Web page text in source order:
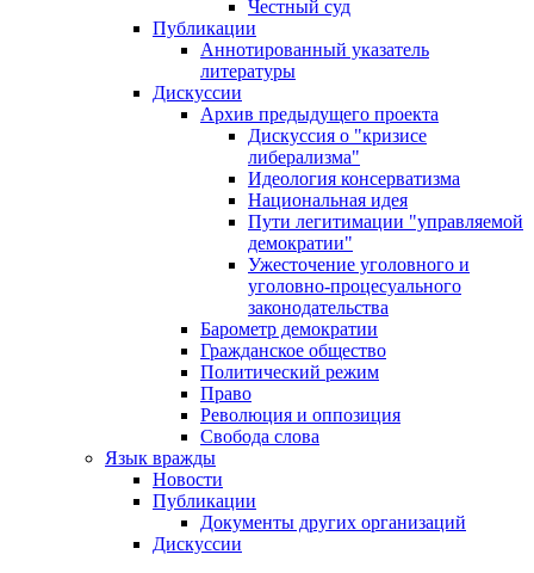
Честный суд
Публикации
Аннотированный указатель
литературы
Дискуссии
Архив предыдущего проекта
Дискуссия о "кризисе
либерализма"
Идеология консерватизма
Национальная идея
Пути легитимации "управляемой
демократии"
Ужесточение уголовного и
уголовно-процесуального
законодательства
Барометр демократии
Гражданское общество
Политический режим
Право
Революция и оппозиция
Свобода слова
Язык вражды
Новости
Публикации
Документы других организаций
Дискуссии